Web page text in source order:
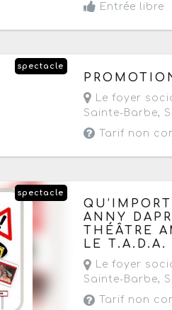
Entrée libre
spectacle
Le samedi 13
Le foyer
Sainte-Barbe,
Tarif non
spectacle
Le samedi 16
ANNY
THÉÂTRE
LE T.A.D.A.
Le foyer
Sainte-Barbe,
Tarif non